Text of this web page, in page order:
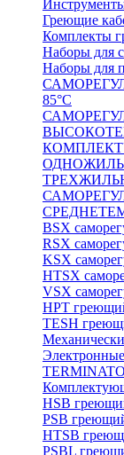
Греющие
Комплекты
Наборы для
Наборы для
85°С
BSX
RSX
KSX
HTSX
VSX
НРТ
TESH
HSB
PSB
HTSB
PSBL